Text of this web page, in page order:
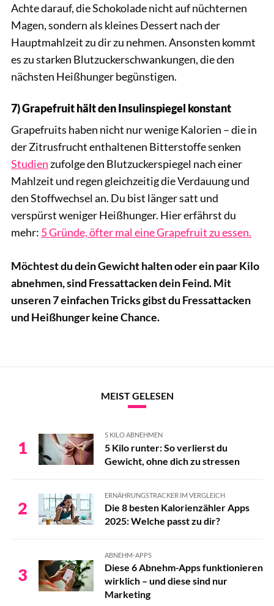
Achte darauf, die Schokolade nicht auf nüchternen
Magen, sondern als kleines Dessert nach der
Hauptmahlzeit zu dir zu nehmen. Ansonsten kommt
es zu starken Blutzuckerschwankungen, die den
nächsten Heißhunger begünstigen.
7) Grapefruit hält den Insulinspiegel konstant
Grapefruits haben nicht nur wenige Kalorien – die in
der Zitrusfrucht enthaltenen Bitterstoffe senken
Studienzufolge den Blutzuckerspiegel nach einer
Mahlzeit und regen gleichzeitig die Verdauung und
den Stoffwechsel an. Du bist länger satt und
verspürst weniger Heißhunger. Hier erfährst du
mehr: 5 Gründe, öfter mal eine Grapefruit zu essen.
Möchtest du dein Gewicht halten oder ein paar Kilo
abnehmen, sind Fressattacken dein Feind. Mit
unseren 7 einfachen Tricks gibst du Fressattacken
und Heißhunger keine Chance.
MEIST GELESEN
1
5 KILO ABNEHMEN
5 Kilo runter: So verlierst du
Gewicht, ohne dich zu stressen
2
ERNÄHRUNGSTRACKER IM VERGLEICH
Die 8 besten Kalorienzähler Apps
2025: Welche passt zu dir?
3
ABNEHM-APPS
Diese 6 Abnehm-Apps funktionieren
wirklich – und diese sind nur
Marketing